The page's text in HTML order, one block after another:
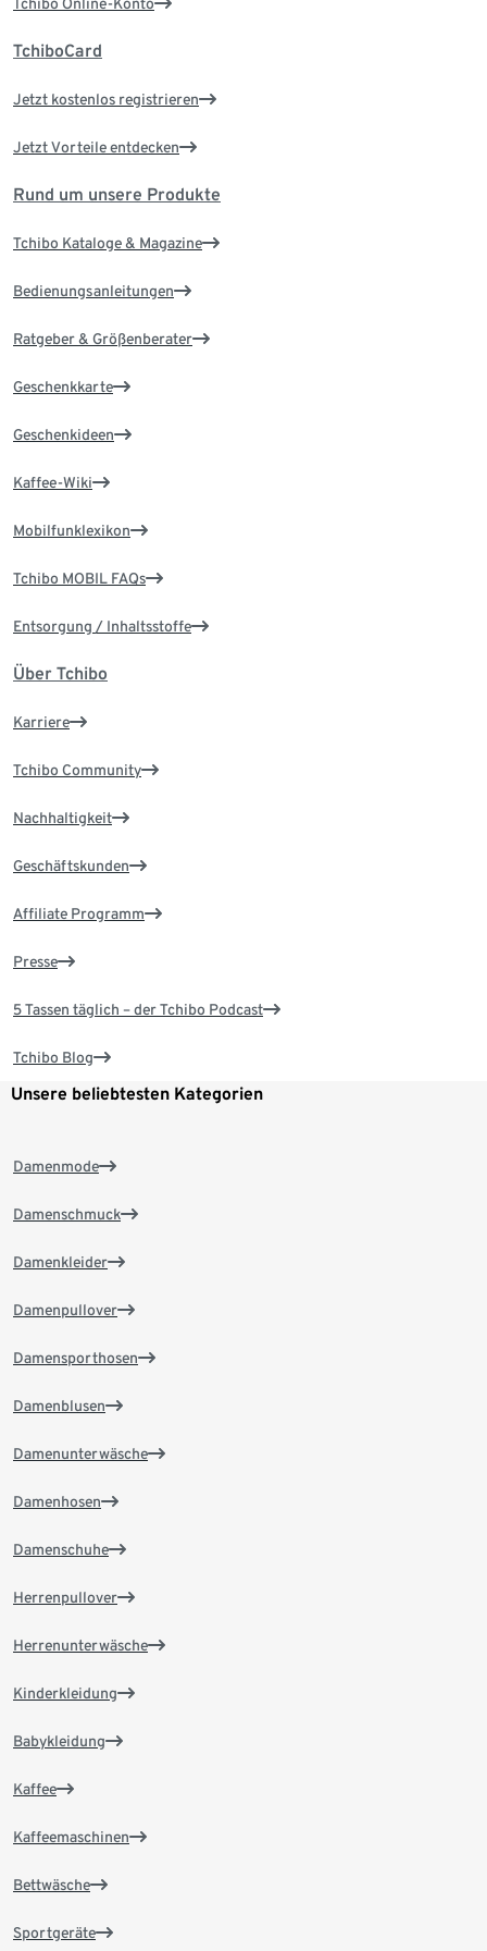
Tchibo Online-Konto
TchiboCard
Jetzt kostenlos registrieren
Jetzt Vorteile entdecken
Rund um unsere Produkte
Tchibo Kataloge & Magazine
Bedienungsanleitungen
Ratgeber & Größenberater
Geschenkkarte
Geschenkideen
Kaffee-Wiki
Mobilfunklexikon
Tchibo MOBIL FAQs
Entsorgung / Inhaltsstoffe
Über Tchibo
Karriere
Tchibo Community
Nachhaltigkeit
Geschäftskunden
Affiliate Programm
Presse
5 Tassen täglich – der Tchibo Podcast
Tchibo Blog
Unsere beliebtesten Kategorien
Damenmode
Damenschmuck
Damenkleider
Damenpullover
Damensporthosen
Damenblusen
Damenunterwäsche
Damenhosen
Damenschuhe
Herrenpullover
Herrenunterwäsche
Kinderkleidung
Babykleidung
Kaffee
Kaffeemaschinen
Bettwäsche
Sportgeräte